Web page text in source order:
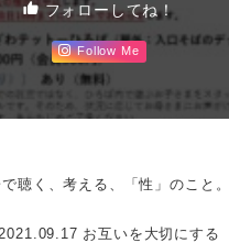
フォローしてね！
Follow Me
聴く、考える、「性」のこと。
お互いを大切にする